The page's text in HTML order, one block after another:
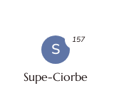
S
Supe-Ciorbe
157